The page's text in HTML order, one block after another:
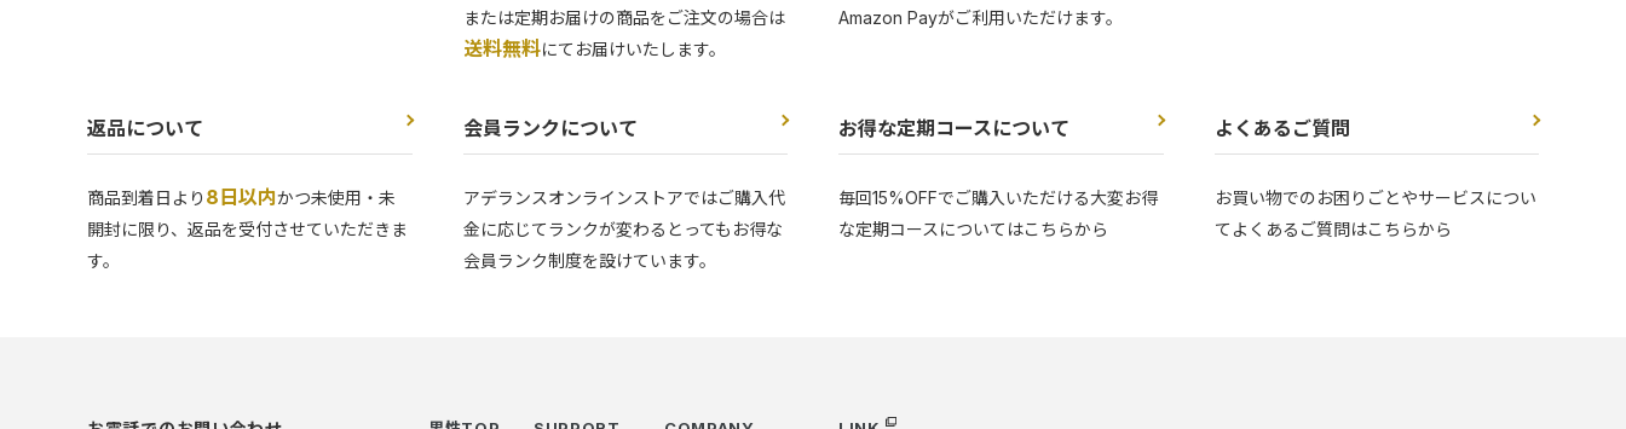
または定期お届けの商品をご注文の場合は
送料無料にてお届けいたします。
Amazon Payがご利用いただけます。
返品について
商品到着日より 8日以内かつ未使用・未
開封に限り、返品を受付させていただきま
す。
会員ランクについて
アデランスオンラインストアではご購入代
金に応じてランクが変わるとってもお得な
会員ランク制度を設けています。
お得な定期コースについて
毎回15%OFFでご購入いただける大変お得
な定期コースについてはこちらから
よくあるご質問
お買い物でのお困りごとやサービスについ
てよくあるご質問はこちらから